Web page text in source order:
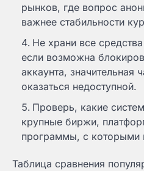
рынков, где вопрос
важнее стабильности
Не храни все
если возможна
аккаунта, значительная
оказаться недоступной.
Проверь, какие
крупные биржи,
программы, с которыми
Таблица сравнения